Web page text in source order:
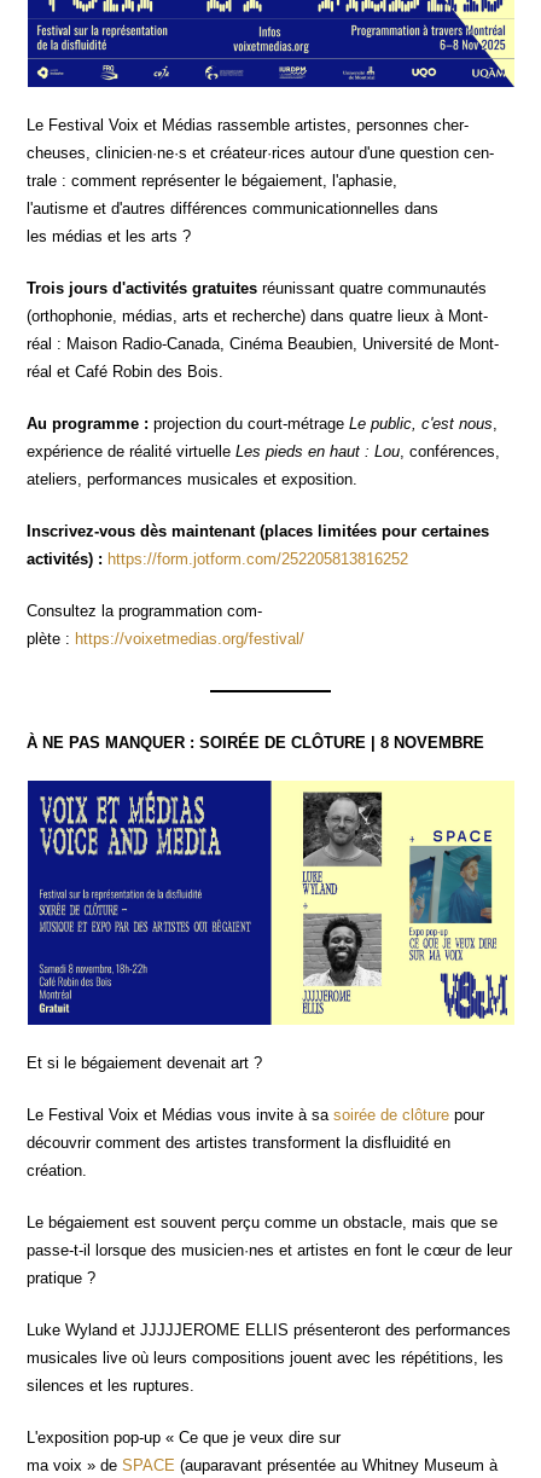
Le Fes­ti­val Voix et Médias ras­semble artistes, per­sonnes cher­
cheuses, clinicien·ne·s et créateur·rices autour d'une ques­tion cen­
trale : com­ment repré­sen­ter le bégaie­ment, l'aphasie,
l'autisme et d'autres dif­fé­rences com­mu­ni­ca­tion­nelles dans
les médias et les arts ?
Trois jours d'activités gra­tuites réunis­sant quatre com­mu­nau­tés
(ortho­pho­nie, médias, arts et recherche) dans quatre lieux à Mont­
réal : Mai­son Radio-Cana­da, Ciné­ma Beau­bien, Uni­ver­si­té de Mont­
réal et Café Robin des Bois.
Au pro­gramme : pro­jec­tion du court-métrageLe public, c'est nous,
expé­rience de réa­li­té vir­tuelleLes pieds en haut : Lou, confé­rences,
ate­liers, per­for­mances musi­cales et exposition.
Ins­cri­vez-vous dès main­te­nant (places limi­tées pour cer­taines
acti­vi­tés) : https://form.jotform.com/252205813816252
Consul­tez la pro­gram­ma­tion com­
plète : https://voixetmedias.org/festival/
À NE PAS MANQUER : SOIRÉE DE CLÔTURE | 8 NOVEMBRE
Et si le bégaie­ment deve­nait art ?
Le Fes­ti­val Voix et Médias vous invite à sasoi­rée de clô­ture pour
décou­vrir com­ment des artistes trans­forment la dis­flui­di­té en
création.
Le bégaie­ment est sou­vent per­çu comme un obs­tacle, mais que se
passe-t-il lorsque des musicien·nes et artistes en font le cœur de leur
pratique ?
Luke Wyland et JJJJJEROME ELLIS pré­sen­te­ront des per­for­mances
musi­cales live où leurs com­po­si­tions jouent avec les répé­ti­tions, les
silences et les ruptures.
L'exposition pop-up « Ce que je veux dire sur
ma voix » deSPACE (aupa­ra­vant pré­sen­tée au Whit­ney Museum à